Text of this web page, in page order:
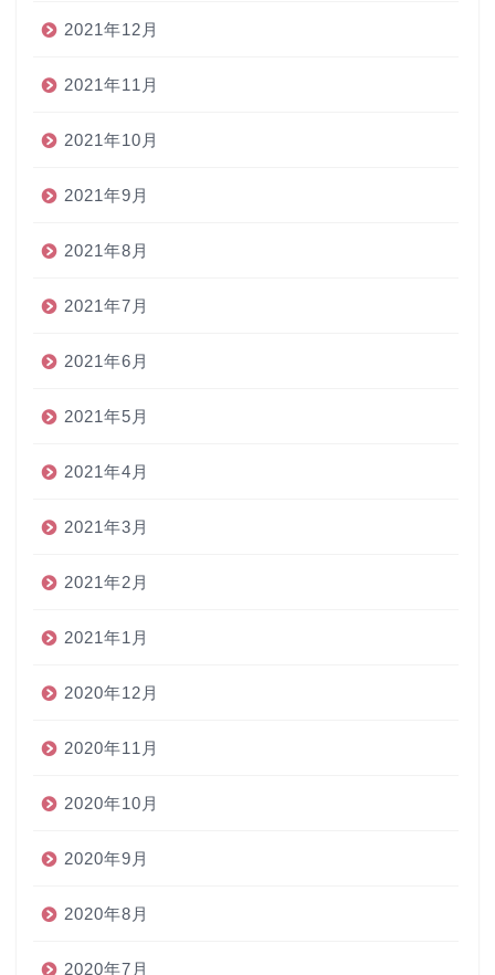
2021年12月
2021年11月
2021年10月
2021年9月
2021年8月
2021年7月
2021年6月
2021年5月
2021年4月
2021年3月
2021年2月
2021年1月
2020年12月
2020年11月
2020年10月
2020年9月
2020年8月
2020年7月